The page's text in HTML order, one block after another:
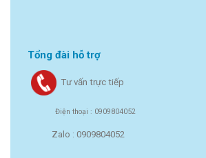
Tổng đài hỗ trợ
Tư vấn trực tiếp
Điện thoại : 0909804052
Zalo : 0909804052